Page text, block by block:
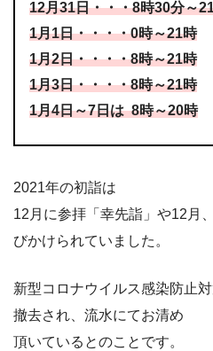
12月31日・・・8時30分～
1月1日・・・・0時～21時
1月2日・・・・8時～21時
1月3日・・・・8時～21時
1月4日～7日は8時～20時
2021年の初詣は
12月に参拝「幸先詣」や12月
びかけられていました。
新型コロナウイルス感染防止
撤去され、流水にてお清め
頂いているとのことです。